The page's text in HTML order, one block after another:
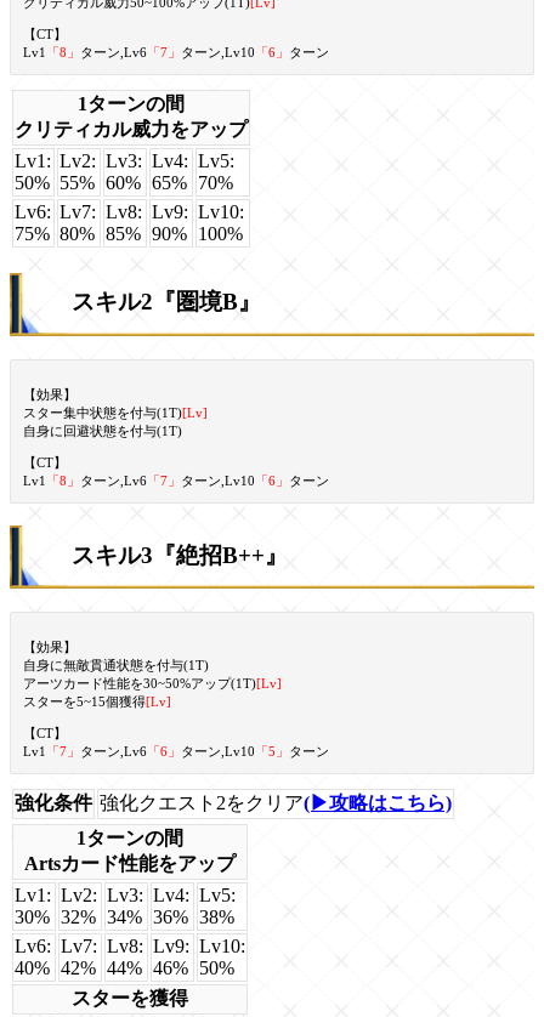
【CT】
Lv1
「8」 ターン,Lv6 「7」 ターン,Lv10 「6」 ターン
1ターンの間
クリティカル威力をアップ
Lv1:
50%
Lv2:
55%
Lv3:
60%
Lv4:
65%
Lv5:
70%
Lv6:
75%
Lv7:
80%
Lv8:
85%
Lv9:
90%
Lv10:
100%
スキル2『圏境B』
【効果】
スター集中状態を付与(1T)[Lv]
自身に回避状態を付与(1T)
【CT】
Lv1
「8」 ターン,Lv6 「7」 ターン,Lv10 「6」 ターン
スキル3『絶招B++』
【効果】
自身に無敵貫通状態を付与(1T)
アーツカード性能を30~50%アップ(1T)[Lv]
スターを5~15個獲得[Lv]
【CT】
Lv1
「7」 ターン,Lv6 「6」 ターン,Lv10 「5」 ターン
強化条件 強化クエスト2をクリア(▶攻略はこちら)
1ターンの間
Artsカード性能をアップ
Lv1:
30%
Lv2:
32%
Lv3:
34%
Lv4:
36%
Lv5:
38%
Lv6:
40%
Lv7:
42%
Lv8:
44%
Lv9:
46%
Lv10:
50%
スターを獲得